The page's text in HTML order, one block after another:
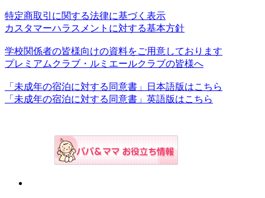
特定商取引に関する法律に基づく表示
カスタマーハラスメントに対する基本方針
学校関係者の皆様向けの資料をご用意しております
プレミアムクラブ・ルミエールクラブの皆様へ
「未成年の宿泊に対する同意書」日本語版はこちら
「未成年の宿泊に対する同意書」英語版はこちら